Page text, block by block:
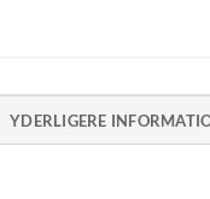
YDERLIGERE